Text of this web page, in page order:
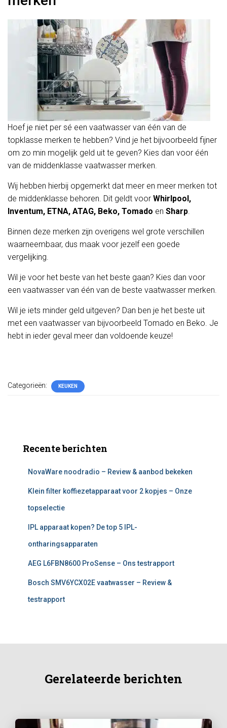
Hoef je niet per sé een vaatwasser van één van de
topklasse merken te hebben? Vind je het bijvoorbeeld fijner
om zo min mogelijk geld uit te geven? Kies dan voor één
van de middenklasse vaatwasser merken.
Wij hebben hierbij opgemerkt dat meer en meer merken tot
de middenklasse behoren. Dit geldt voor Whirlpool,
Inventum, ETNA, ATAG, Beko, Tomado en Sharp.
Binnen deze merken zijn overigens wel grote verschillen
waarneembaar, dus maak voor jezelf een goede
vergelijking.
Wil je voor het beste van het beste gaan? Kies dan voor
een vaatwasser van één van de beste vaatwasser merken.
Wil je iets minder geld uitgeven? Dan ben je het beste uit
met een vaatwasser van bijvoorbeeld Tomado en Beko. Je
hebt in ieder geval meer dan voldoende keuze!
Categorieën: KEUKEN
Recente berichten
NovaWare noodradio – Review & aanbod bekeken
Klein filter koffiezetapparaat voor 2 kopjes – Onze
topselectie
IPL apparaat kopen? De top 5 IPL-
ontharingsapparaten
AEG L6FBN8600 ProSense – Ons testrapport
Bosch SMV6YCX02E vaatwasser – Review &
testrapport
Gerelateerde berichten